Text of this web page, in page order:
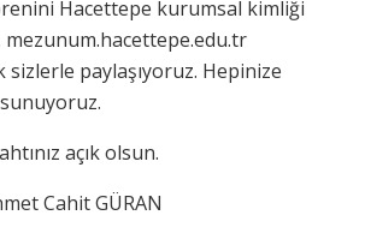
Hacettepe kurumsal kimliği
sizlerle paylaşıyoruz. Hepinize
açık olsun.
Cahit GÜRAN